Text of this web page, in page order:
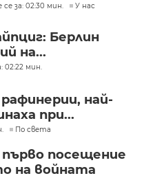
за: 02:30 мин. У нас
Берлин
на...
02:22 мин.
най-
при...
По света
посещение
на войната